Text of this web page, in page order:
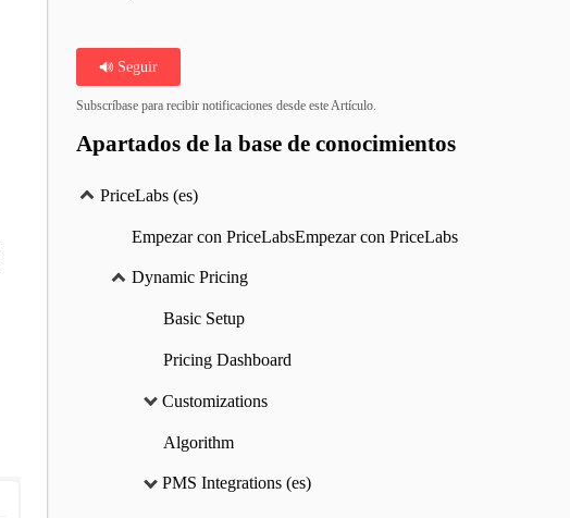
Seguir
Subscríbase para recibir notificaciones desde este Artículo.
Apartados de la base de conocimientos
PriceLabs (es)
Empezar con PriceLabsEmpezar con PriceLabs
Dynamic Pricing
Basic Setup
Pricing Dashboard
Customizations
Algorithm
PMS Integrations (es)